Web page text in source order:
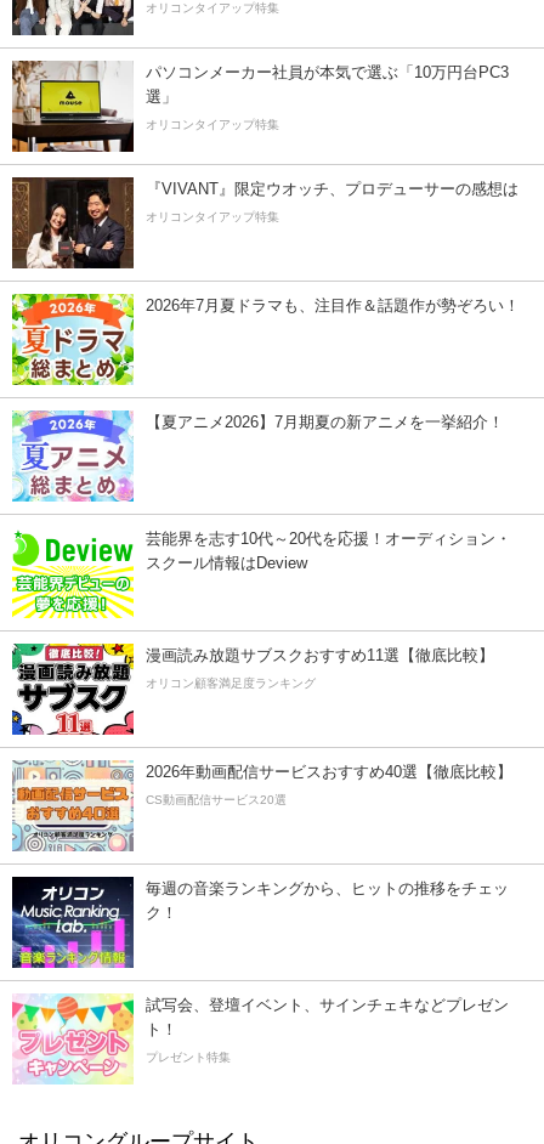
オリコンタイアップ特集
パソコンメーカー社員が本気で選ぶ「10万円台PC3
選」
オリコンタイアップ特集
『VIVANT』限定ウオッチ、プロデューサーの感想は
オリコンタイアップ特集
2026年7月夏ドラマも、注目作＆話題作が勢ぞろい！
【夏アニメ2026】7月期夏の新アニメを一挙紹介！
芸能界を志す10代～20代を応援！オーディション・
スクール情報はDeview
漫画読み放題サブスクおすすめ11選【徹底比較】
オリコン顧客満足度ランキング
2026年動画配信サービスおすすめ40選【徹底比較】
CS動画配信サービス20選
毎週の音楽ランキングから、ヒットの推移をチェッ
ク！
試写会、登壇イベント、サインチェキなどプレゼン
ト！
プレゼント特集